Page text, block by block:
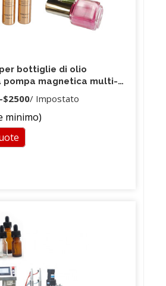
bottiglie di olio
pompa magnetica multi-
ml, riempitrice per fiale
$2500/ Impostato
minimo)